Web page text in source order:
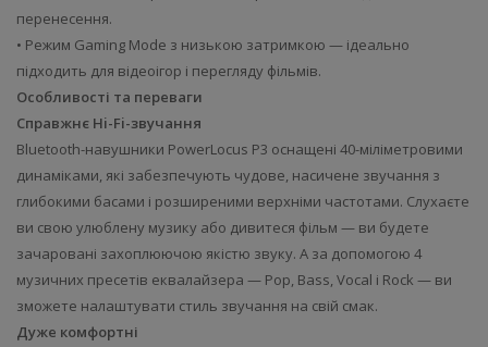
перенесення.
• Режим Gaming Mode з низькою затримкою — ідеально
підходить для відеоігор і перегляду фільмів.
Особливості та переваги
Справжнє Hi-Fi-звучання
Bluetooth-навушники PowerLocus P3 оснащені 40-міліметровими
динаміками, які забезпечують чудове, насичене звучання з
глибокими басами і розширеними верхніми частотами. Слухаєте
ви свою улюблену музику або дивитеся фільм — ви будете
зачаровані захоплюючою якістю звуку. А за допомогою 4
музичних пресетів еквалайзера — Pop, Bass, Vocal і Rock — ви
зможете налаштувати стиль звучання на свій смак.
Дуже комфортні